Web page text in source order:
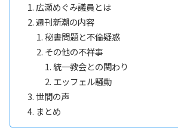
広瀬めぐみ議員とは
週刊新潮の内容
秘書問題と不倫疑惑
その他の不祥事
統一教会との関わり
エッフェル騒動
世間の声
まとめ